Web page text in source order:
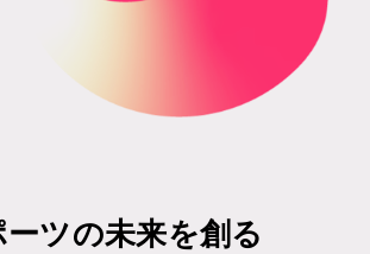
ーツの未来を創る